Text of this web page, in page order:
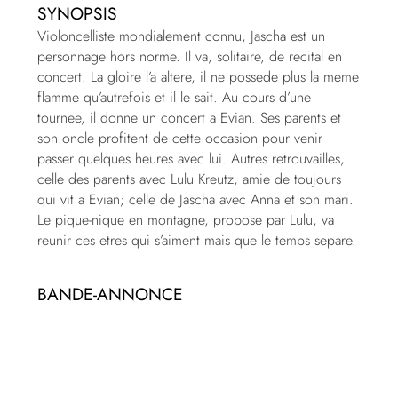
SYNOPSIS
Violoncelliste mondialement connu, Jascha est un
personnage hors norme. Il va, solitaire, de recital en
concert. La gloire l’a altere, il ne possede plus la meme
flamme qu’autrefois et il le sait. Au cours d’une
tournee, il donne un concert a Evian. Ses parents et
son oncle profitent de cette occasion pour venir
passer quelques heures avec lui. Autres retrouvailles,
celle des parents avec Lulu Kreutz, amie de toujours
qui vit a Evian; celle de Jascha avec Anna et son mari.
Le pique-nique en montagne, propose par Lulu, va
reunir ces etres qui s’aiment mais que le temps separe.
BANDE-ANNONCE